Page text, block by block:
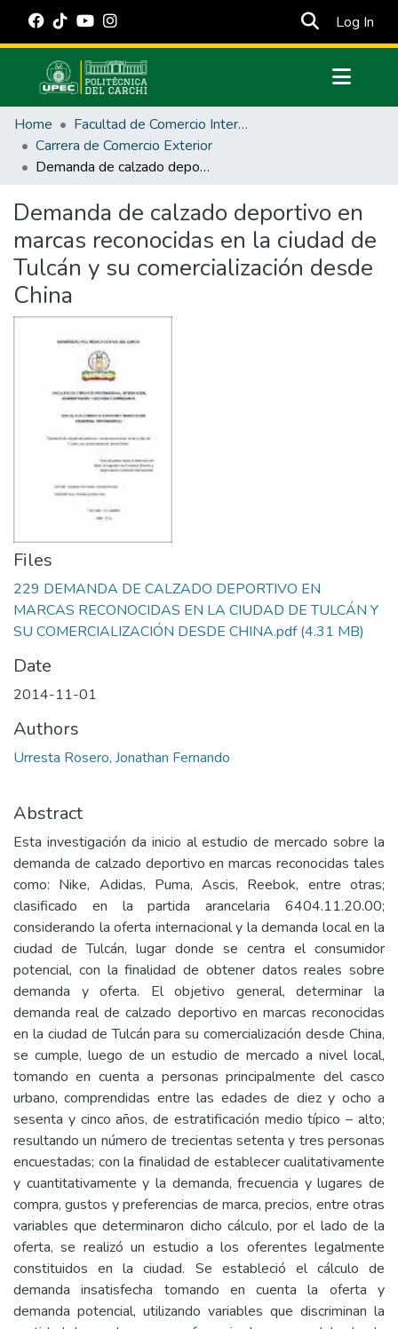
Log In
Communities & Collections
All of DSpace
Statistics
Estadísticas Externas
Manuales
Home
Facultad de Comercio Internacional, Integración, Administración y Economía Empresarial
Carrera de Comercio Exterior
Demanda de calzado deportivo en marcas reconocidas en la ciudad de Tulcán y su comercialización desde China
Demanda de calzado deportivo en
marcas reconocidas en la ciudad de
Tulcán y su comercialización desde
China
Files
229 DEMANDA DE CALZADO DEPORTIVO EN
MARCAS RECONOCIDAS EN LA CIUDAD DE TULCÁN Y
SU COMERCIALIZACIÓN DESDE CHINA.pdf(4.31 MB)
Date
2014-11-01
Authors
Urresta Rosero, Jonathan Fernando
Abstract
Esta investigación da inicio al estudio de mercado sobre la
demanda de calzado deportivo en marcas reconocidas tales
como: Nike, Adidas, Puma, Ascis, Reebok, entre otras;
clasificado en la partida arancelaria 6404.11.20.00;
considerando la oferta internacional y la demanda local en la
ciudad de Tulcán, lugar donde se centra el consumidor
potencial, con la finalidad de obtener datos reales sobre
demanda y oferta. El objetivo general, determinar la
demanda real de calzado deportivo en marcas reconocidas
en la ciudad de Tulcán para su comercialización desde China,
se cumple, luego de un estudio de mercado a nivel local,
tomando en cuenta a personas principalmente del casco
urbano, comprendidas entre las edades de diez y ocho a
sesenta y cinco años, de estratificación medio típico – alto;
resultando un número de trecientas setenta y tres personas
encuestadas; con la finalidad de establecer cualitativamente
y cuantitativamente y la demanda, frecuencia y lugares de
compra, gustos y preferencias de marca, precios, entre otras
variables que determinaron dicho cálculo, por el lado de la
oferta, se realizó un estudio a los oferentes legalmente
constituidos en la ciudad. Se estableció el cálculo de
demanda insatisfecha tomando en cuenta la oferta y
demanda potencial, utilizando variables que discriminan la